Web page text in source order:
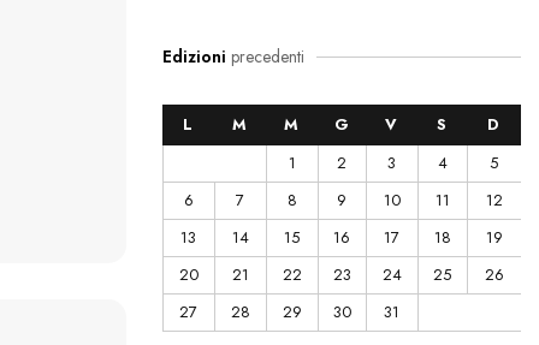
Edizioni precedenti
L M M G V S
D
1
2 3 4
5
6
7 8 9 10 11
12
13
14 15 16 17 18
19
20
21 22 23 24 25
26
27
28 29 30 31